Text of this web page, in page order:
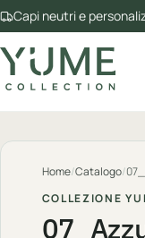
Capi neutri e
Home/Catalogo/
COLLEZIONE